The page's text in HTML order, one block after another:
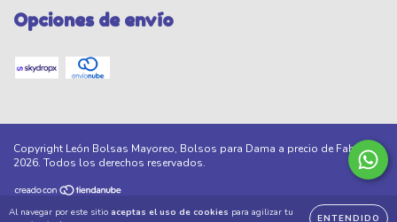
Al navegar por este sitio aceptas el uso de cookies para agilizar tu
ENTENDIDO
Opciones de envío
Copyright León Bolsas Mayoreo, Bolsos para Dama a precio de Fabrica -
2026. Todos los derechos reservados.